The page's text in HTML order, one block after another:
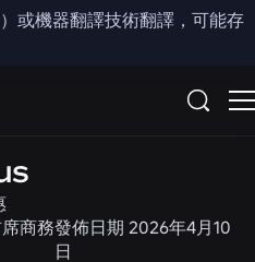
或機器翻譯技術翻譯，可能存
商務發佈日期 2026年4月10
日